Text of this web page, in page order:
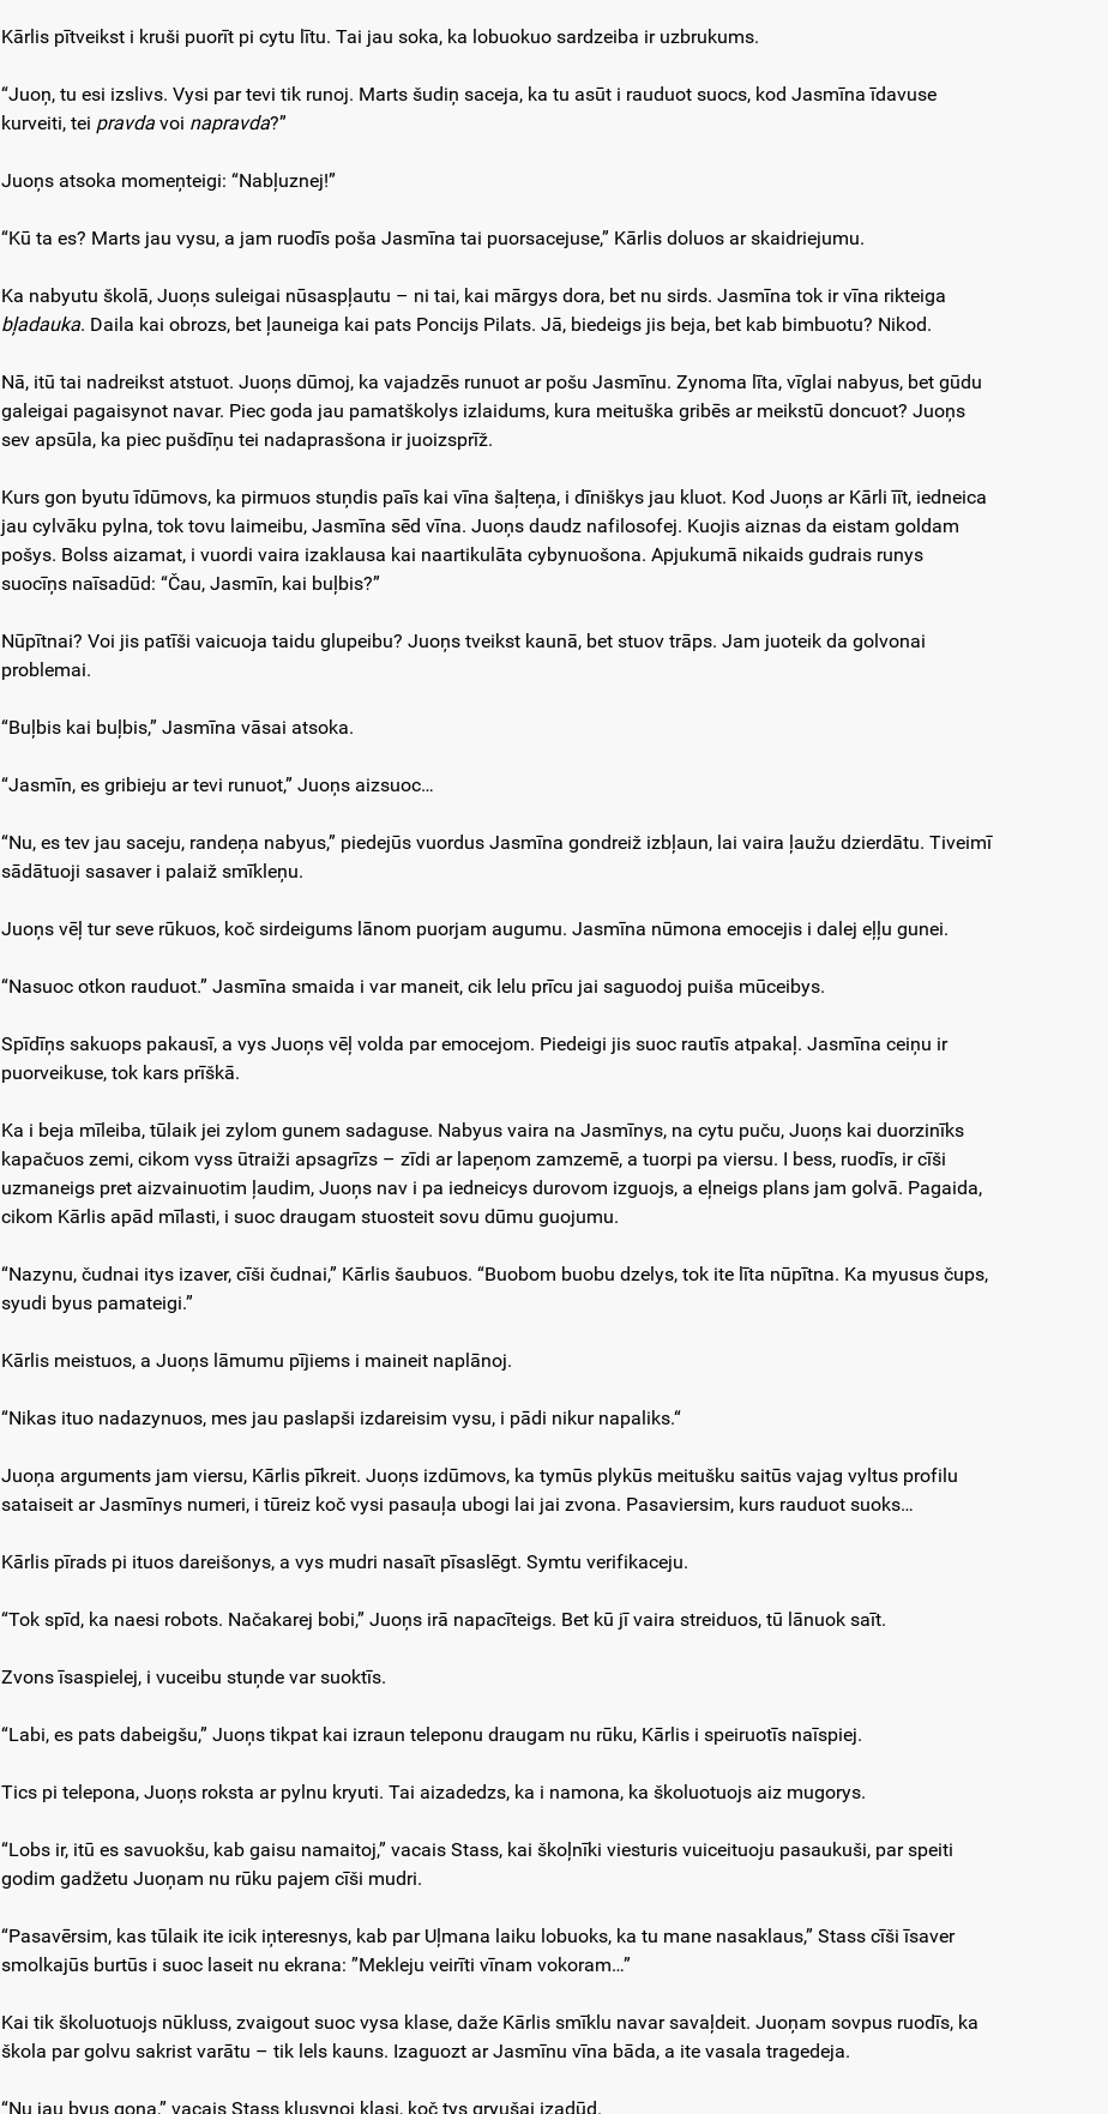
Kārlis pītveikst i kruši puorīt pi cytu lītu. Tai jau soka, ka lobuokuo sardzeiba ir uzbrukums.
“Juoņ, tu esi izslivs. Vysi par tevi tik runoj. Marts šudiņ saceja, ka tu asūt i rauduot suocs, kod Jasmīna īdavuse
kurveiti, tei pravda voi napravda?”
Juoņs atsoka momeņteigi: “Nabļuznej!”
“Kū ta es? Marts jau vysu, a jam ruodīs poša Jasmīna tai puorsacejuse,” Kārlis doluos ar skaidriejumu.
Ka nabyutu školā, Juoņs suleigai nūsaspļautu – ni tai, kai mārgys dora, bet nu sirds. Jasmīna tok ir vīna rikteiga
bļadauka. Daila kai obrozs, bet ļauneiga kai pats Poncijs Pilats. Jā, biedeigs jis beja, bet kab bimbuotu? Nikod.
Nā, itū tai nadreikst atstuot. Juoņs dūmoj, ka vajadzēs runuot ar pošu Jasmīnu. Zynoma līta, vīglai nabyus, bet gūdu
galeigai pagaisynot navar. Piec goda jau pamatškolys izlaidums, kura meituška gribēs ar meikstū doncuot? Juoņs
sev apsūla, ka piec pušdīņu tei nadaprasšona ir juoizsprīž.
Kurs gon byutu īdūmovs, ka pirmuos stuņdis paīs kai vīna šaļteņa, i dīniškys jau kluot. Kod Juoņs ar Kārli īīt, iedneica
jau cylvāku pylna, tok tovu laimeibu, Jasmīna sēd vīna. Juoņs daudz nafilosofej. Kuojis aiznas da eistam goldam
pošys. Bolss aizamat, i vuordi vaira izaklausa kai naartikulāta cybynuošona. Apjukumā nikaids gudrais runys
suocīņs naīsadūd: “Čau, Jasmīn, kai buļbis?”
Nūpītnai? Voi jis patīši vaicuoja taidu glupeibu? Juoņs tveikst kaunā, bet stuov trāps. Jam juoteik da golvonai
problemai.
“Buļbis kai buļbis,” Jasmīna vāsai atsoka.
“Jasmīn, es gribieju ar tevi runuot,” Juoņs aizsuoc…
“Nu, es tev jau saceju, randeņa nabyus,” piedejūs vuordus Jasmīna gondreiž izbļaun, lai vaira ļaužu dzierdātu. Tiveimī
sādātuoji sasaver i palaiž smīkleņu.
Juoņs vēļ tur seve rūkuos, koč sirdeigums lānom puorjam augumu. Jasmīna nūmona emocejis i dalej eļļu gunei.
“Nasuoc otkon rauduot.” Jasmīna smaida i var maneit, cik lelu prīcu jai saguodoj puiša mūceibys.
Spīdīņs sakuops pakausī, a vys Juoņs vēļ volda par emocejom. Piedeigi jis suoc rautīs atpakaļ. Jasmīna ceiņu ir
puorveikuse, tok kars prīškā.
Ka i beja mīleiba, tūlaik jei zylom gunem sadaguse. Nabyus vaira na Jasmīnys, na cytu puču, Juoņs kai duorzinīks
kapačuos zemi, cikom vyss ūtraiži apsagrīzs – zīdi ar lapeņom zamzemē, a tuorpi pa viersu. I bess, ruodīs, ir cīši
uzmaneigs pret aizvainuotim ļaudim, Juoņs nav i pa iedneicys durovom izguojs, a eļneigs plans jam golvā. Pagaida,
cikom Kārlis apād mīlasti, i suoc draugam stuosteit sovu dūmu guojumu.
“Nazynu, čudnai itys izaver, cīši čudnai,” Kārlis šaubuos. “Buobom buobu dzelys, tok ite līta nūpītna. Ka myusus čups,
syudi byus pamateigi.”
Kārlis meistuos, a Juoņs lāmumu pījiems i maineit naplānoj.
“Nikas ituo nadazynuos, mes jau paslapši izdareisim vysu, i pādi nikur napaliks.“
Juoņa arguments jam viersu, Kārlis pīkreit. Juoņs izdūmovs, ka tymūs plykūs meitušku saitūs vajag vyltus profilu
sataiseit ar Jasmīnys numeri, i tūreiz koč vysi pasauļa ubogi lai jai zvona. Pasaviersim, kurs rauduot suoks…
Kārlis pīrads pi ituos dareišonys, a vys mudri nasaīt pīsaslēgt. Symtu verifikaceju.
“Tok spīd, ka naesi robots. Načakarej bobi,” Juoņs irā napacīteigs. Bet kū jī vaira streiduos, tū lānuok saīt.
Zvons īsaspielej, i vuceibu stuņde var suoktīs.
“Labi, es pats dabeigšu,” Juoņs tikpat kai izraun teleponu draugam nu rūku, Kārlis i speiruotīs naīspiej.
Tics pi telepona, Juoņs roksta ar pylnu kryuti. Tai aizadedzs, ka i namona, ka školuotuojs aiz mugorys.
“Lobs ir, itū es savuokšu, kab gaisu namaitoj,” vacais Stass, kai škoļnīki viesturis vuiceituoju pasaukuši, par speiti
godim gadžetu Juoņam nu rūku pajem cīši mudri.
“Pasavērsim, kas tūlaik ite icik iņteresnys, kab par Uļmana laiku lobuoks, ka tu mane nasaklaus,” Stass cīši īsaver
smolkajūs burtūs i suoc laseit nu ekrana: ”Mekleju veirīti vīnam vokoram…”
Kai tik školuotuojs nūkluss, zvaigout suoc vysa klase, daže Kārlis smīklu navar savaļdeit. Juoņam sovpus ruodīs, ka
škola par golvu sakrist varātu – tik lels kauns. Izaguozt ar Jasmīnu vīna bāda, a ite vasala tragedeja.
“Nu jau byus gona,” vacais Stass klusynoj klasi, koč tys gryušai izadūd.